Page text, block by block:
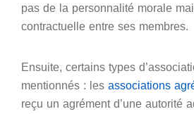
pas de la personnalité morale
contractuelle entre ses membres.
Ensuite, certains types
mentionnés : les associations
reçu un agrément d’une autorité